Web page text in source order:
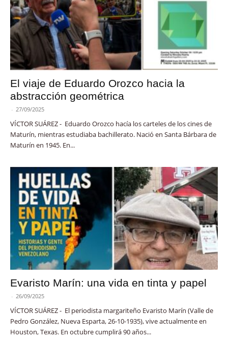
El viaje de Eduardo Orozco hacia la
abstracción geométrica
- 27/09/2025
VÍCTOR SUÁREZ - Eduardo Orozco hacía los carteles de los cines de
Maturín, mientras estudiaba bachillerato. Nació en Santa Bárbara de
Maturín en 1945. En...
Evaristo Marín: una vida en tinta y papel
- 26/09/2025
VÍCTOR SUÁREZ - El periodista margariteño Evaristo Marín (Valle de
Pedro González, Nueva Esparta, 26-10-1935), vive actualmente en
Houston, Texas. En octubre cumplirá 90 años...